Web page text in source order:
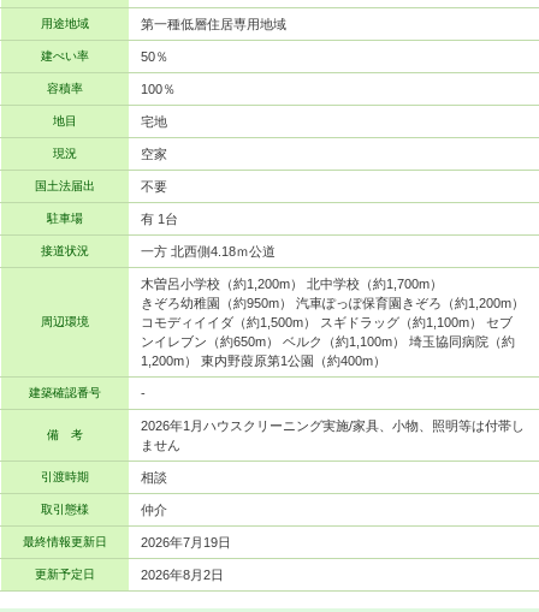
用途地域 第一種低層住居専用地域
建ぺい率 50％
容積率 100％
地目 宅地
現況 空家
国土法届出 不要
駐車場 有 1台
接道状況 一方 北西側4.18ｍ公道
周辺環境
木曽呂小学校（約1,200m） 北中学校（約1,700m）
きぞろ幼稚園（約950m） 汽車ぽっぽ保育園きぞろ（約1,200m）
コモディイイダ（約1,500m） スギドラッグ（約1,100m） セブ
ンイレブン（約650m） ベルク（約1,100m） 埼玉協同病院（約
1,200m） 東内野葭原第1公園（約400m）
建築確認番号 -
備 考
2026年1月ハウスクリーニング実施/家具、小物、照明等は付帯し
ません
引渡時期 相談
取引態様 仲介
最終情報更新日 2026年7月19日
更新予定日 2026年8月2日